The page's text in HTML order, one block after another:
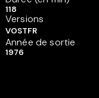
118
Versions
VOSTFR
Année de sortie
1976